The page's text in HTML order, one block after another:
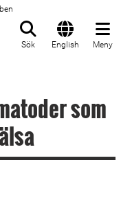
Sök English Meny
som